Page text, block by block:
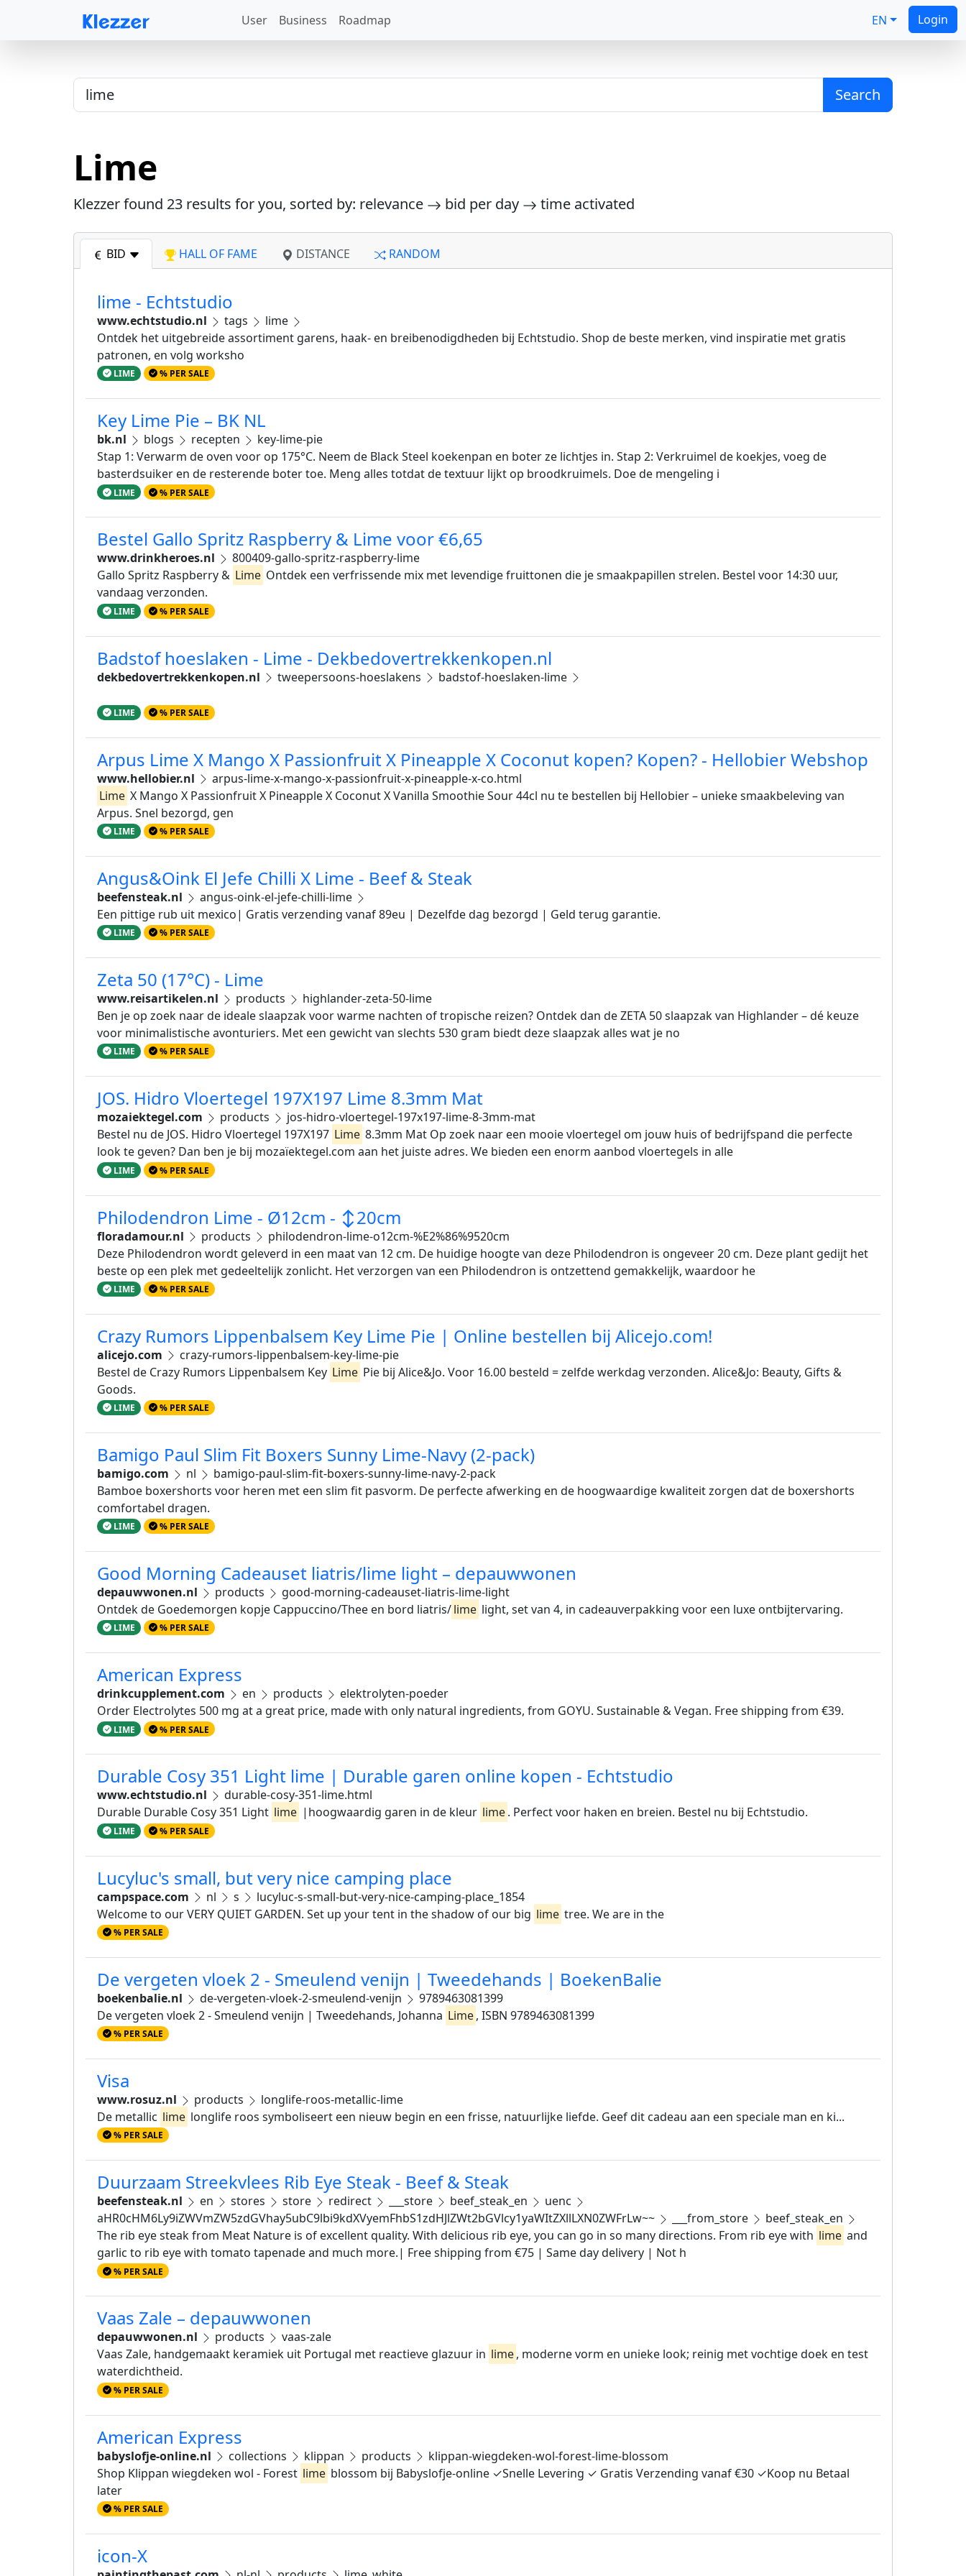
User Business Roadmap EN Login
Search
Lime
Klezzer found 23 results for you, sorted by: relevance bid per day time activated
BID HALL OF FAME DISTANCE RANDOM
lime - Echtstudio
www.echtstudio.nl tags
lime
Ontdek het uitgebreide assortiment garens, haak- en breibenodigdheden bij Echtstudio. Shop de beste merken, vind inspiratie met gratis
patronen, en volg worksho
LIME % PER SALE
Key Lime Pie – BK NL
bk.nl blogs recepten
key-lime-pie
Stap 1: Verwarm de oven voor op 175°C. Neem de Black Steel koekenpan en boter ze lichtjes in. Stap 2: Verkruimel de koekjes, voeg de
basterdsuiker en de resterende boter toe. Meng alles totdat de textuur lijkt op broodkruimels. Doe de mengeling i
LIME % PER SALE
Bestel Gallo Spritz Raspberry & Lime voor €6,65
www.drinkheroes.nl
800409-gallo-spritz-raspberry-lime
Gallo Spritz Raspberry & Lime Ontdek een verfrissende mix met levendige fruittonen die je smaakpapillen strelen. Bestel voor 14:30 uur,
vandaag verzonden.
LIME % PER SALE
Badstof hoeslaken - Lime - Dekbedovertrekkenkopen.nl
dekbedovertrekkenkopen.nl tweepersoons-hoeslakens badstof-hoeslaken-lime
LIME % PER SALE
Arpus Lime X Mango X Passionfruit X Pineapple X Coconut kopen? Kopen? - Hellobier Webshop
www.hellobier.nl
arpus-lime-x-mango-x-passionfruit-x-pineapple-x-co.html
Lime X Mango X Passionfruit X Pineapple X Coconut X Vanilla Smoothie Sour 44cl nu te bestellen bij Hellobier – unieke smaakbeleving van
Arpus. Snel bezorgd, gen
LIME % PER SALE
Angus&Oink El Jefe Chilli X Lime - Beef & Steak
beefensteak.nl
angus-oink-el-jefe-chilli-lime
Een pittige rub uit mexico| Gratis verzending vanaf 89eu | Dezelfde dag bezorgd | Geld terug garantie.
LIME % PER SALE
Zeta 50 (17°C) - Lime
www.reisartikelen.nl products
highlander-zeta-50-lime
Ben je op zoek naar de ideale slaapzak voor warme nachten of tropische reizen? Ontdek dan de ZETA 50 slaapzak van Highlander – dé keuze
voor minimalistische avonturiers. Met een gewicht van slechts 530 gram biedt deze slaapzak alles wat je no
LIME % PER SALE
JOS. Hidro Vloertegel 197X197 Lime 8.3mm Mat
mozaiektegel.com products
jos-hidro-vloertegel-197x197-lime-8-3mm-mat
Bestel nu de JOS. Hidro Vloertegel 197X197 Lime 8.3mm Mat Op zoek naar een mooie vloertegel om jouw huis of bedrijfspand die perfecte
look te geven? Dan ben je bij mozaïektegel.com aan het juiste adres. We bieden een enorm aanbod vloertegels in alle
LIME % PER SALE
Philodendron Lime - Ø12cm - ↕20cm
floradamour.nl products
philodendron-lime-o12cm-%E2%86%9520cm
Deze Philodendron wordt geleverd in een maat van 12 cm. De huidige hoogte van deze Philodendron is ongeveer 20 cm. Deze plant gedijt het
beste op een plek met gedeeltelijk zonlicht. Het verzorgen van een Philodendron is ontzettend gemakkelijk, waardoor he
LIME % PER SALE
Crazy Rumors Lippenbalsem Key Lime Pie | Online bestellen bij Alicejo.com!
alicejo.com
crazy-rumors-lippenbalsem-key-lime-pie
Bestel de Crazy Rumors Lippenbalsem Key Lime Pie bij Alice&Jo. Voor 16.00 besteld = zelfde werkdag verzonden. Alice&Jo: Beauty, Gifts &
Goods.
LIME % PER SALE
Bamigo Paul Slim Fit Boxers Sunny Lime-Navy (2-pack)
bamigo.com nl
bamigo-paul-slim-fit-boxers-sunny-lime-navy-2-pack
Bamboe boxershorts voor heren met een slim fit pasvorm. De perfecte afwerking en de hoogwaardige kwaliteit zorgen dat de boxershorts
comfortabel dragen.
LIME % PER SALE
Good Morning Cadeauset liatris/lime light – depauwwonen
depauwwonen.nl products
good-morning-cadeauset-liatris-lime-light
Ontdek de Goedemorgen kopje Cappuccino/Thee en bord liatris/lime light, set van 4, in cadeauverpakking voor een luxe ontbijtervaring.
LIME % PER SALE
American Express
drinkcupplement.com en products
elektrolyten-poeder
Order Electrolytes 500 mg at a great price, made with only natural ingredients, from GOYU. Sustainable & Vegan. Free shipping from €39.
LIME % PER SALE
Durable Cosy 351 Light lime | Durable garen online kopen - Echtstudio
www.echtstudio.nl
durable-cosy-351-lime.html
Durable Durable Cosy 351 Light lime |hoogwaardig garen in de kleur lime. Perfect voor haken en breien. Bestel nu bij Echtstudio.
LIME % PER SALE
Lucyluc's small, but very nice camping place
campspace.com nl s
lucyluc-s-small-but-very-nice-camping-place_1854
Welcome to our VERY QUIET GARDEN. Set up your tent in the shadow of our big lime tree. We are in the
% PER SALE
De vergeten vloek 2 - Smeulend venijn | Tweedehands | BoekenBalie
boekenbalie.nl de-vergeten-vloek-2-smeulend-venijn
9789463081399
De vergeten vloek 2 - Smeulend venijn | Tweedehands, Johanna Lime, ISBN 9789463081399
% PER SALE
Visa
www.rosuz.nl products
longlife-roos-metallic-lime
De metallic lime longlife roos symboliseert een nieuw begin en een frisse, natuurlijke liefde. Geef dit cadeau aan een speciale man en ki...
% PER SALE
Duurzaam Streekvlees Rib Eye Steak - Beef & Steak
beefensteak.nl en stores store redirect ___store beef_steak_en
uenc
aHR0cHM6Ly9iZWVmZW5zdGVhay5ubC9lbi9kdXVyemFhbS1zdHJlZWt2bGVlcy1yaWItZXllLXN0ZWFrLw~~
___from_store
beef_steak_en
The rib eye steak from Meat Nature is of excellent quality. With delicious rib eye, you can go in so many directions. From rib eye with lime and
garlic to rib eye with tomato tapenade and much more.| Free shipping from €75 | Same day delivery | Not h
% PER SALE
Vaas Zale – depauwwonen
depauwwonen.nl products
vaas-zale
Vaas Zale, handgemaakt keramiek uit Portugal met reactieve glazuur in lime, moderne vorm en unieke look; reinig met vochtige doek en test
waterdichtheid.
% PER SALE
American Express
babyslofje-online.nl collections klippan products
klippan-wiegdeken-wol-forest-lime-blossom
Shop Klippan wiegdeken wol - Forest lime blossom bij Babyslofje-online ✓Snelle Levering ✓ Gratis Verzending vanaf €30 ✓Koop nu Betaal
later
% PER SALE
icon-X